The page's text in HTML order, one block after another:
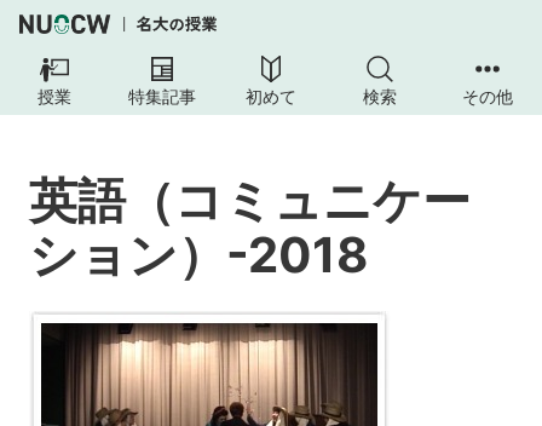
授業 特集記事 初めて 検索 その他
（コ
ン）-2018
英語（コミュニケー
ション）-2018